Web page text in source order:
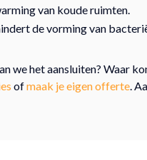
van koude ruimten.
de vorming van
we het aansluiten? Waar
ofmaak je eigen offerte .